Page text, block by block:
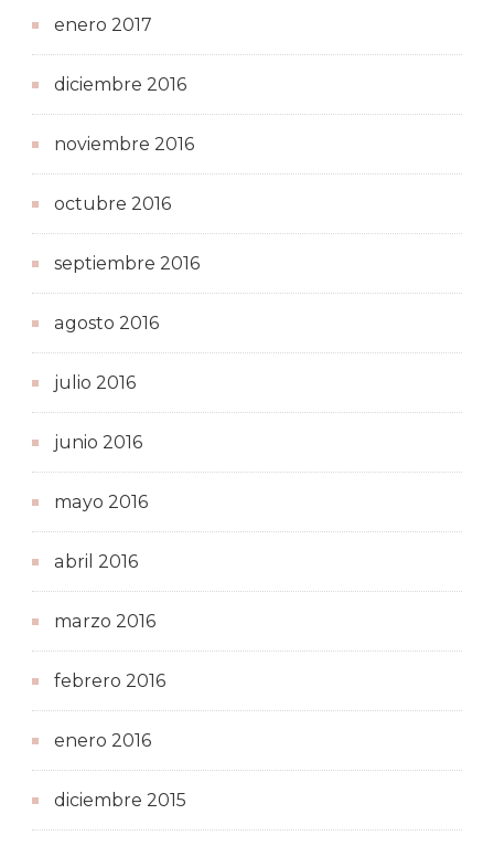
enero 2017
diciembre 2016
noviembre 2016
octubre 2016
septiembre 2016
agosto 2016
julio 2016
junio 2016
mayo 2016
abril 2016
marzo 2016
febrero 2016
enero 2016
diciembre 2015